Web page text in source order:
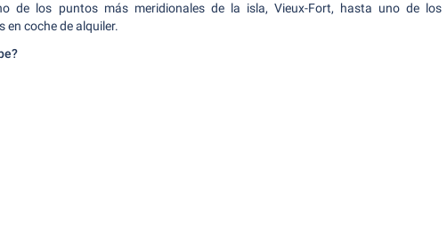
de los puntos más meridionales de la isla, Vieux-Fort, hasta uno de los
coche de alquiler.